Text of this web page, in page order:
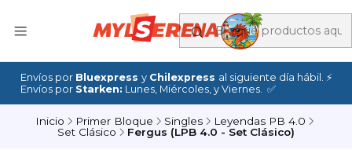
Envíos por Bluexpress y Chilexpress al siguiente día hábil. ⚡
Envíos por Starken: Lunes, Miércoles, y Viernes. ✅
Inicio Primer Bloque Singles
Leyendas PB 4.0
Set Clásico
Fergus (LPB 4.0 - Set Clásico)